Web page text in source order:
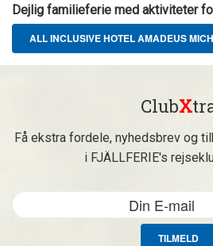
Dejlig familieferie med aktiviteter
ALL INCLUSIVE HOTEL AMADEUS
ClubX
Få ekstra fordele, nyhedsbrev og
i FJÄLLFERIE's
TILMELD